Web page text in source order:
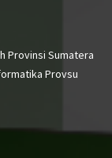
Provinsi Sumatera
Provsu